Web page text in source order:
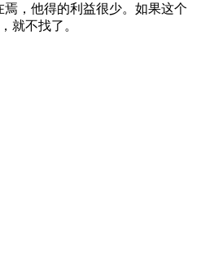
，他得的利益很少。如果这个
就不找了。